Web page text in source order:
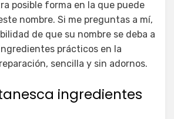
posible forma en la que puede
nombre. Si me preguntas a mí,
de que su nombre se deba a
prácticos en la
sencilla y sin adornos.
ingredientes